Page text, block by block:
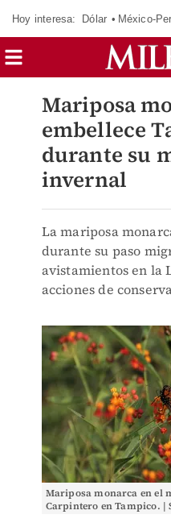
Hoy interesa: Dólar México-
Mariposa
embellece
durante su
invernal
La mariposa
durante su paso
avistamientos en la
acciones de
Mariposa monarca en el
Carpintero en Tampico. |